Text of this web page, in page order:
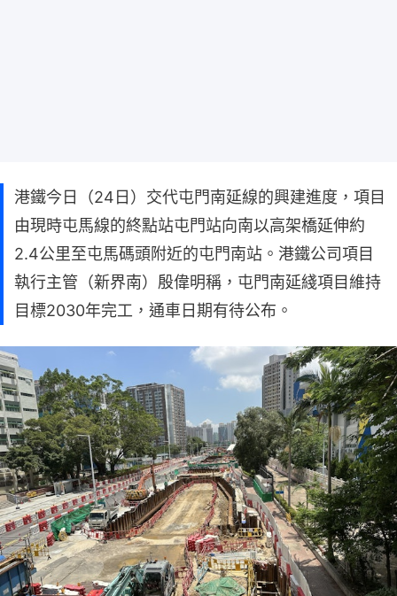
港鐵今日（24日）交代屯門南延線的興建進度，項目
由現時屯馬線的終點站屯門站向南以高架橋延伸約
2.4公里至屯馬碼頭附近的屯門南站。港鐵公司項目
執行主管（新界南）殷偉明稱，屯門南延綫項目維持
目標2030年完工，通車日期有待公布。